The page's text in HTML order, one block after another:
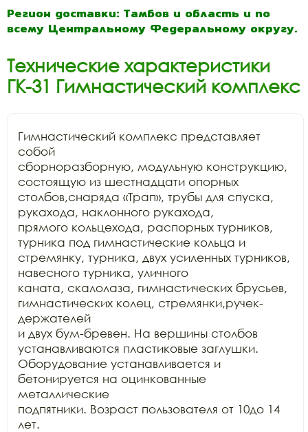
Регион доставки: Тамбов и область и по
всему Центральному Федеральному округу.
Технические характеристики
ГК-31 Гимнастический комплекс
Гимнастический комплекс представляет
собой
сборноразборную, модульную конструкцию,
состоящую из шестнадцати опорных
столбов,снаряда «Трап», трубы для спуска,
рукахода, наклонного рукахода,
прямого кольцехода, распорных турников,
турника под гимнастические кольца и
стремянку, турника, двух усиленных турников,
навесного турника, уличного
каната, скалолаза, гимнастических брусьев,
гимнастических колец, стремянки,ручек-
держателей
и двух бум-бревен. На вершины столбов
устанавливаются пластиковые заглушки.
Оборудование устанавливается и
бетонируется на оцинкованные
металлические
подпятники. Возраст пользователя от 10до 14
лет.